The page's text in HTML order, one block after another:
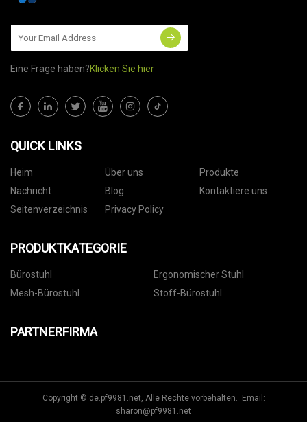
Eine Frage haben?Klicken Sie hier
QUICK LINKS
Heim Über uns
Produkte
Nachricht
Blog
Kontaktiere uns
Seitenverzeichnis
Privacy Policy
PRODUKTKATEGORIE
Bürostuhl
Ergonomischer Stuhl
Mesh-Bürostuhl
Stoff-Bürostuhl
PARTNERFIRMA
Copyright © de.pf9981.net, Alle Rechte vorbehalten. Email:
sharon@pf9981.net